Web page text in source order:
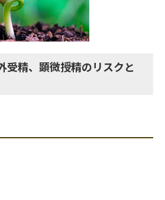
受精、顕微授精のリスクと